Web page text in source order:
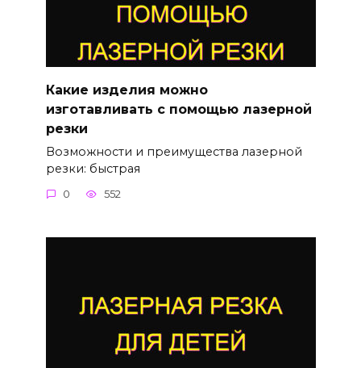
Какие изделия можно
изготавливать с помощью лазерной
резки
Возможности и преимущества лазерной
резки: быстрая
0 552